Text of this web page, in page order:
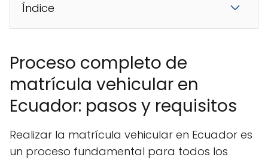
Índice
Proceso completo de
matrícula vehicular en
Ecuador: pasos y requisitos
Realizar la matrícula vehicular en Ecuador es
un proceso fundamental para todos los